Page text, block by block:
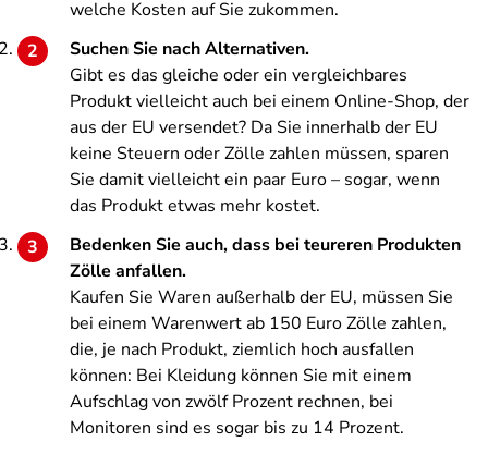
welche Kosten auf Sie zukommen.
Suchen Sie nach Alternativen.
Gibt es das gleiche oder ein vergleichbares
Produkt vielleicht auch bei einem Online-Shop, der
aus der EU versendet? Da Sie innerhalb der EU
keine Steuern oder Zölle zahlen müssen, sparen
Sie damit vielleicht ein paar Euro – sogar, wenn
das Produkt etwas mehr kostet.
Bedenken Sie auch, dass bei teureren Produkten
Zölle anfallen.
Kaufen Sie Waren außerhalb der EU, müssen Sie
bei einem Warenwert ab 150 Euro Zölle zahlen,
die, je nach Produkt, ziemlich hoch ausfallen
können: Bei Kleidung können Sie mit einem
Aufschlag von zwölf Prozent rechnen, bei
Monitoren sind es sogar bis zu 14 Prozent.